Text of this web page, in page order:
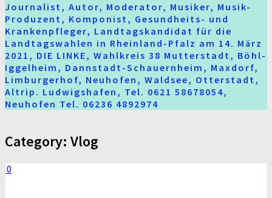
Journalist, Autor, Moderator, Musiker, Musik-
Produzent, Komponist, Gesundheits- und
Krankenpfleger, Landtagskandidat für die
Landtagswahlen in Rheinland-Pfalz am 14. März
2021, DIE LINKE, Wahlkreis 38 Mutterstadt, Böhl-
Iggelheim, Dannstadt-Schauernheim, Maxdorf,
Limburgerhof, Neuhofen, Waldsee, Otterstadt,
Altrip. Ludwigshafen, Tel. 0621 58678054,
Neuhofen Tel. 06236 4892974
Category: Vlog
0